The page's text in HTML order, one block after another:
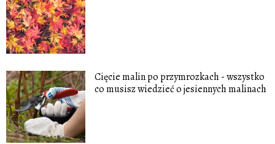
Cięcie malin po przymrozkach - wszystko
co musisz wiedzieć o jesiennych malinach